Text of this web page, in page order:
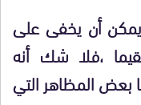
يمكن أن يخفى على
،فلا شك أنه
المظاهر التي